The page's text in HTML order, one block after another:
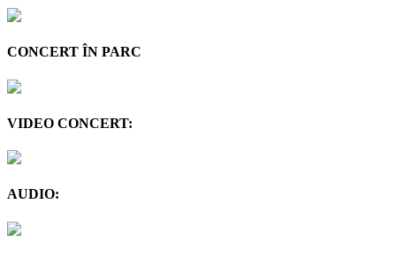
CONCERT ÎN PARC
VIDEO CONCERT:
AUDIO: